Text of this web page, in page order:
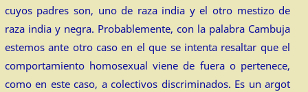
cuyos padres son, uno de raza india y el otro mestizo de
raza india y negra. Probablemente, con la palabra Cambuja
estemos ante otro caso en el que se intenta resaltar que el
comportamiento homosexual viene de fuera o pertenece,
como en este caso, a colectivos discriminados. Es un argot